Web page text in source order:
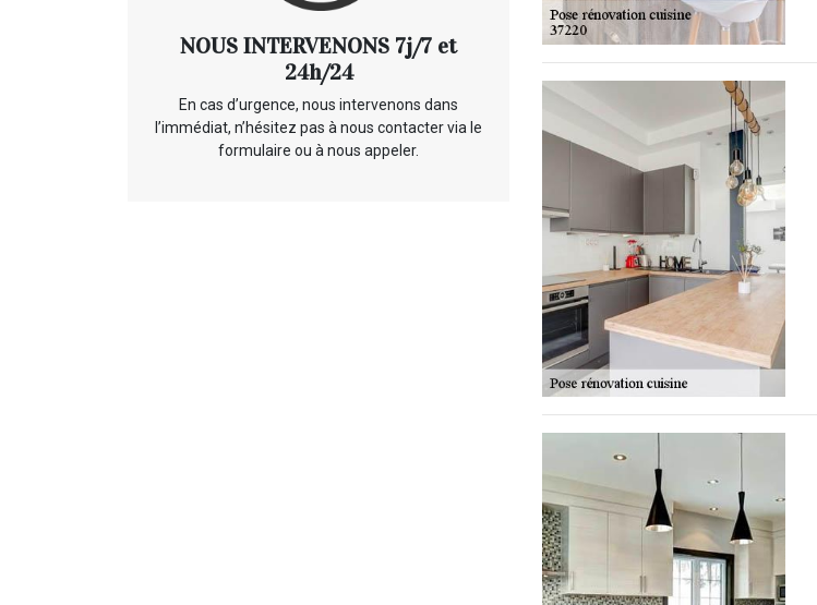
NOUS INTERVENONS 7j/7 et
24h/24
En cas d’urgence, nous intervenons dans
l’immédiat, n’hésitez pas à nous contacter via le
formulaire ou à nous appeler.